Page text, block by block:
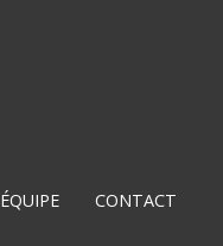
ÉQUIPE CONTACT